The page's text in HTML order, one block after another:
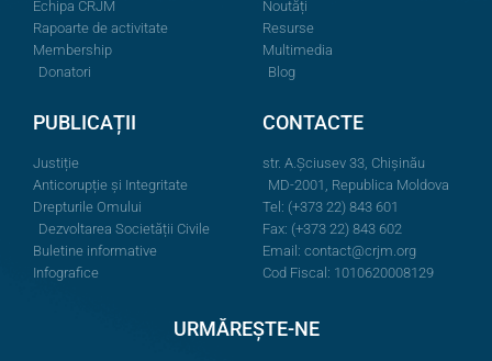
Echipa CRJM
Rapoarte de activitate
Membership
Donatori
Noutăți
Resurse
Multimedia
Blog
PUBLICAȚII
Justiție
Anticorupție și Integritate
Drepturile Omului
Dezvoltarea Societății Civile
Buletine informative
Infografice
CONTACTE
str. A.Şciusev 33, Chișinău
MD-2001, Republica Moldova
Tel: (+373 22) 843 601
Fax: (+373 22) 843 602
Email: contact@crjm.org
Cod Fiscal: 1010620008129
URMĂREȘTE-NE